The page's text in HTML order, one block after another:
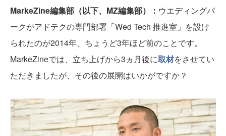
MarkeZine編集部（以下、MZ編集部）： ウエディングパ
ークがアドテクの専門部署「Wed Tech 推進室」を設け
られたのが2014年、ちょうど3年ほど前のことです。
MarkeZineでは、立ち上げから3ヵ月後に取材をさせてい
ただきましたが、その後の展開はいかがですか？